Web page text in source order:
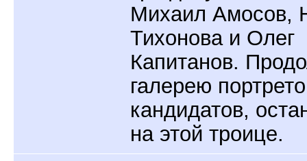
Михаил Амосов,
Тихонова и Олег
Капитанов.
галерею
кандидатов,
на этой троице.